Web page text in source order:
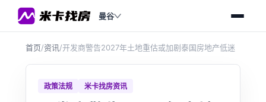
曼谷
首页/资讯/开发商警告2027年土地重估或加剧泰国房地产低迷
政策法规 米卡找房资讯